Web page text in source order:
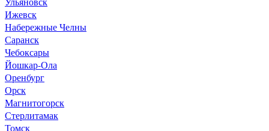
Ижевск
Набережные Челны
Саранск
Чебоксары
Йошкар-Ола
Оренбург
Орск
Магнитогорск
Стерлитамак
Томск